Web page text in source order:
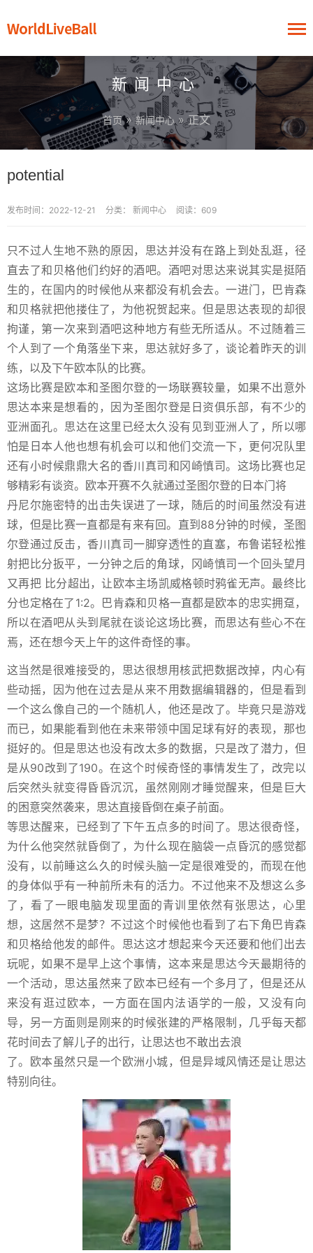
新闻中心
首页 »新闻中心» 正文
potential
发布时间：2022-12-21 分类： 新闻中心 阅读：609
只不过人生地不熟的原因，思达并没有在路上到处乱逛，径
直去了和贝格他们约好的酒吧。酒吧对思达来说其实是挺陌
生的，在国内的时候他从来都没有机会去。一进门，巴肯森
和贝格就把他搂住了，为他祝贺起来。但是思达表现的却很
拘谨，第一次来到酒吧这种地方有些无所适从。不过随着三
个人到了一个角落坐下来，思达就好多了，谈论着昨天的训
练，以及下午欧本队的比赛。
这场比赛是欧本和圣图尔登的一场联赛较量，如果不出意外
思达本来是想看的，因为圣图尔登是日资俱乐部，有不少的
亚洲面孔。思达在这里已经太久没有见到亚洲人了，所以哪
怕是日本人他也想有机会可以和他们交流一下，更何况队里
还有小时候鼎鼎大名的香川真司和冈崎慎司。这场比赛也足
够精彩有谈资。欧本开赛不久就通过圣图尔登的日本门将
丹尼尔施密特的出击失误进了一球，随后的时间虽然没有进
球，但是比赛一直都是有来有回。直到88分钟的时候，圣图
尔登通过反击，香川真司一脚穿透性的直塞，布鲁诺轻松推
射把比分扳平，一分钟之后的角球，冈崎慎司一个回头望月
又再把 比分超出，让欧本主场凯威格顿时鸦雀无声。最终比
分也定格在了1:2。巴肯森和贝格一直都是欧本的忠实拥趸，
所以在酒吧从头到尾就在谈论这场比赛，而思达有些心不在
焉，还在想今天上午的这件奇怪的事。
这当然是很难接受的，思达很想用核武把数据改掉，内心有
些动摇，因为他在过去是从来不用数据编辑器的，但是看到
一个这么像自己的一个随机人，他还是改了。毕竟只是游戏
而已，如果能看到他在未来带领中国足球有好的表现，那也
挺好的。但是思达也没有改太多的数据，只是改了潜力，但
是从90改到了190。在这个时候奇怪的事情发生了，改完以
后突然头就变得昏昏沉沉，虽然刚刚才睡觉醒来，但是巨大
的困意突然袭来，思达直接昏倒在桌子前面。
等思达醒来，已经到了下午五点多的时间了。思达很奇怪，
为什么他突然就昏倒了，为什么现在脑袋一点昏沉的感觉都
没有，以前睡这么久的时候头脑一定是很难受的，而现在他
的身体似乎有一种前所未有的活力。不过他来不及想这么多
了，看了一眼电脑发现里面的青训里依然有张思达，心里
想，这居然不是梦？不过这个时候他也看到了右下角巴肯森
和贝格给他发的邮件。思达这才想起来今天还要和他们出去
玩呢，如果不是早上这个事情，这本来是思达今天最期待的
一个活动，思达虽然来了欧本已经有一个多月了，但是还从
来没有逛过欧本，一方面在国内法语学的一般，又没有向
导，另一方面则是刚来的时候张建的严格限制，几乎每天都
花时间去了解儿子的出行，让思达也不敢出去浪
了。欧本虽然只是一个欧洲小城，但是异域风情还是让思达
特别向往。